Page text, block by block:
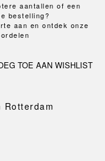
aantallen of een
bestelling?
aan en ontdek onze
TOE AAN WISHLIST
Rotterdam